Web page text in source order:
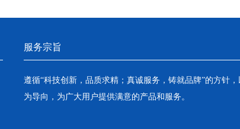
服务宗旨
遵循“科技创新，品质求精；真诚服务，铸就品牌”的方针，
为导向，为广大用户提供满意的产品和服务。